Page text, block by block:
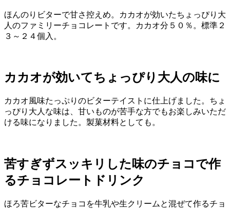
ほんのりビターで甘さ控えめ。カカオが効いたちょっぴり大
人のファミリーチョコレートです。カカオ分５０％。標準２
３～２４個入。
カカオが効いてちょっぴり大人の味に
カカオ風味たっぷりのビターテイストに仕上げました。ちょ
っぴり大人な味は、甘いものが苦手な方でもお楽しみいただ
ける味になりました。製菓材料としても。
苦すぎずスッキリした味のチョコで作
るチョコレートドリンク
ほろ苦ビターなチョコを牛乳や生クリームと混ぜて作るチョ